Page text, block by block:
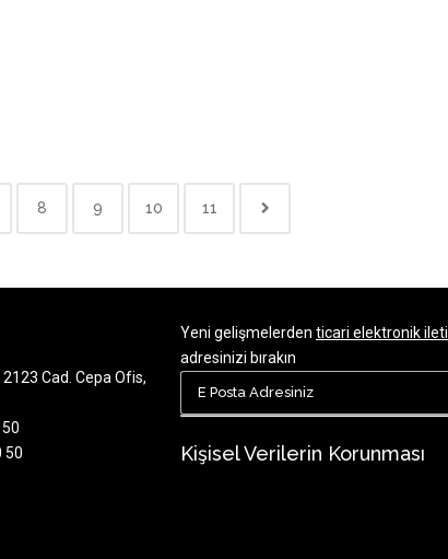
8 9 10 11
Cad. Cepa Ofis,
50
Yeni gelişmelerden ticari elektronik
adresinizi bırakın
Kişisel Verilerin Korunması